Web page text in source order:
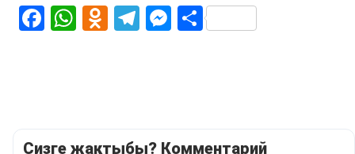
Facebook
WhatsApp
Odnoklassniki
Telegram
Messenger
Share
Сизге жактыбы? Комментарий